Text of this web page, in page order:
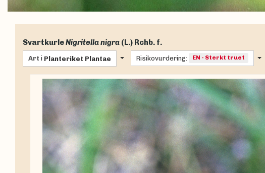
SvartkurleNigritella nigra (L.) Rchb. f.
Art i Planteriket Plantae Risikovurdering: EN - Sterkt truet